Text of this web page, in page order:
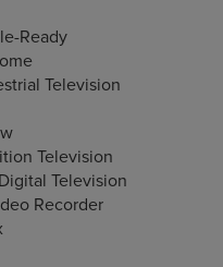
Ready
Television
Television
Television
Recorder